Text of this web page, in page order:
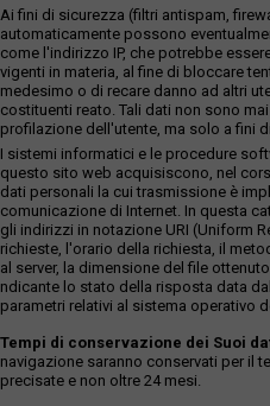
Ai fini di sicurezza (filtri antispam,
automaticamente possono
come l'indirizzo IP, che potrebbe
vigenti in materia, al fine di bloccare
medesimo o di recare danno ad altri
costituenti reato. Tali dati non sono
profilazione dell'utente, ma solo a fini
I sistemi informatici e le procedure
questo sito web acquisiscono, nel
dati personali la cui trasmissione è
comunicazione di Internet. In questa
gli indirizzi in notazione URI (Uniform
richieste, l'orario della richiesta, il
al server, la dimensione del file
ndicante lo stato della risposta data
parametri relativi al sistema operativo
Tempi di conservazione dei Suoi
navigazione saranno conservati per il
precisate e non oltre 24 mesi.